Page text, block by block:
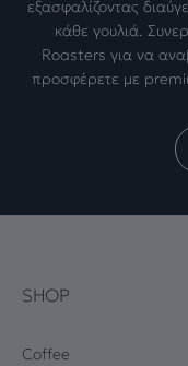
εξασφαλίζοντας
κάθε γουλιά.
Roasters για να
προσφέρετε με
SHOP
Coffee